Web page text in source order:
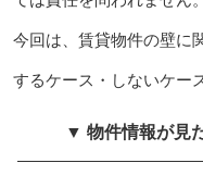
今回は、賃貸物件の壁に
するケース・しないケー
▼ 物件情報が見